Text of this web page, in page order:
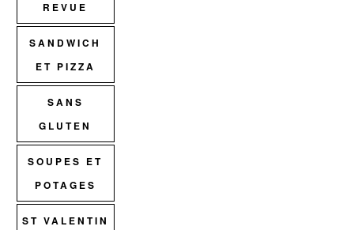
REVUE
SANDWICH
ET PIZZA
SANS
GLUTEN
SOUPES ET
POTAGES
ST VALENTIN